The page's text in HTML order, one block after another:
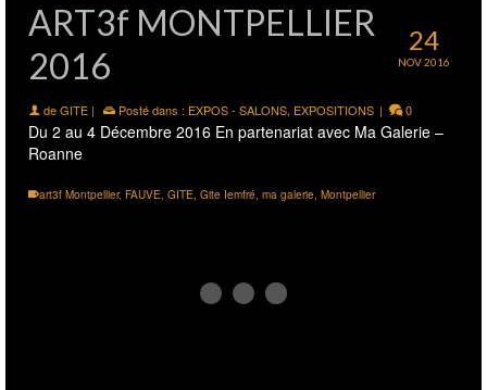
24
NOV 2016
ART3f MONTPELLIER
2016
deGITE | Posté dans : EXPOS - SALONS, EXPOSITIONS | 0
Du 2 au 4 Décembre 2016 En partenariat avec Ma Galerie –
Roanne
art3f Montpellier, FAUVE, GITE, Gite Iemfré, ma galerie, Montpellier